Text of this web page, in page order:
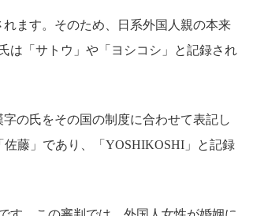
ます。そのため、日系外国人親の本来
は「サトウ」や「ヨシコシ」と記録され
の氏をその国の制度に合わせて表記し
藤」であり、「YOSHIKOSHI」と記録